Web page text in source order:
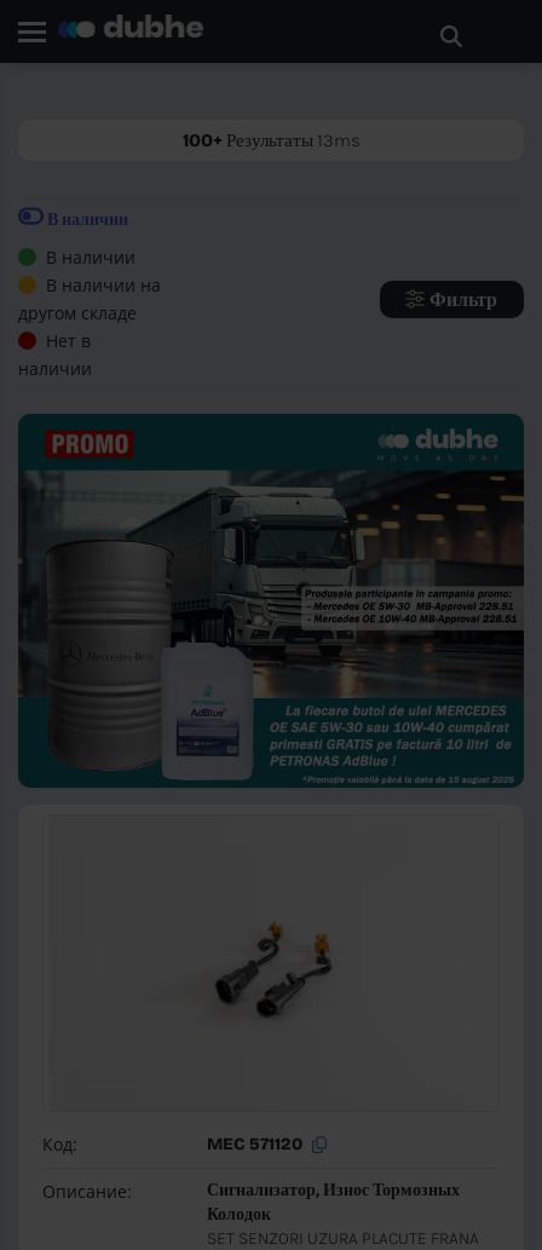
100+ Результаты 13ms
В наличии
В наличии
В наличии на
другом складе
Нет в
наличии
Фильтр
Код: MEC 571120
Описание:
Сигнализатор, Износ Тормозных
Колодок
SET SENZORI UZURA PLACUTE FRANA